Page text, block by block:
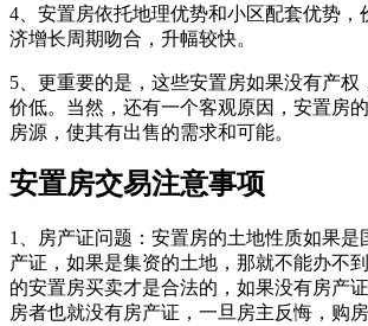
4、安置房依托地理优势和小区配套优势，
济增长周期吻合，升幅较快。
5、更重要的是，这些安置房如果没有产权
价低。当然，还有一个客观原因，安置房
房源，使其有出售的需求和可能。
安置房交易注意事项
1、房产证问题：安置房的土地性质如果是
产证，如果是集资的土地，那就不能办不
的安置房买卖才是合法的，如果没有房产
房者也就没有房产证，一旦房主反悔，购